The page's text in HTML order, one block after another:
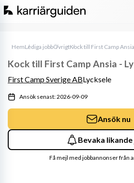
HemLediga jobbÖvrigt
Kock till First Camp Ansia -
First Camp Sverige ABLycksele
Ansök senast: 2026-09-09
Ansök nu
Bevaka
Få mejl med jobbannonser från